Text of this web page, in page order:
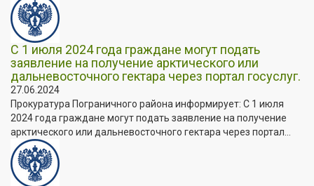
С 1 июля 2024 года граждане могут подать
заявление на получение арктического или
дальневосточного гектара через портал госуслуг.
27.06.2024
Прокуратура Пограничного района информирует: С 1 июля
2024 года граждане могут подать заявление на получение
арктического или дальневосточного гектара через портал...